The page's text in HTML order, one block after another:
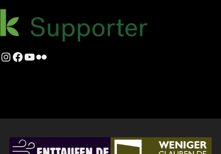
Instagram
Facebook
YouTube
Flickr